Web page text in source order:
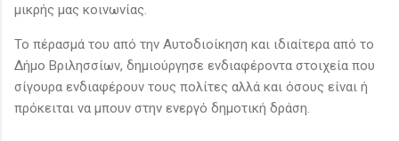
μικρής μας κοινωνίας.
Το πέρασμά του από την Αυτοδιοίκηση και ιδιαίτερα από το
Δήμο Βριλησσίων, δημιούργησε ενδιαφέροντα στοιχεία που
σίγουρα ενδιαφέρουν τους πολίτες αλλά και όσους είναι ή
πρόκειται να μπουν στην ενεργό δημοτική δράση.